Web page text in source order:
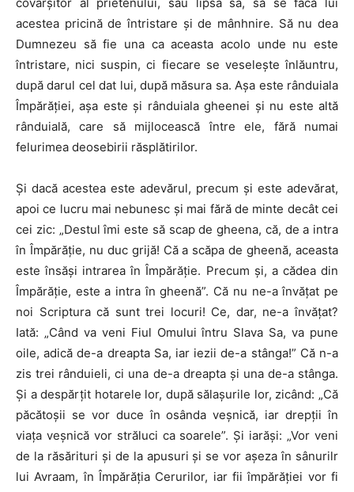
acestea pricină de întristare și de mânhnire. Să nu dea
Dumnezeu să fie una ca aceasta acolo unde nu este
întristare, nici suspin, ci fiecare se veselește înlăuntru,
după darul cel dat lui, după măsura sa. Așa este rânduiala
Împărăției, așa este și rânduiala gheenei și nu este altă
rânduială, care să mijlocească între ele, fără numai
felurimea deosebirii răsplătirilor.
Și dacă acestea este adevărul, precum și este adevărat,
apoi ce lucru mai nebunesc și mai fără de minte decât cei
cei zic: „Destul îmi este să scap de gheena, că, de a intra
în Împărăție, nu duc grijă! Că a scăpa de gheenă, aceasta
este însăși intrarea în Împărăție. Precum și, a cădea din
Împărăție, este a intra în gheenă”. Că nu ne-a învățat pe
noi Scriptura că sunt trei locuri! Ce, dar, ne-a învățat?
Iată: „Când va veni Fiul Omului întru Slava Sa, va pune
oile, adică de-a dreapta Sa, iar iezii de-a stânga!” Că n-a
zis trei rânduieli, ci una de-a dreapta și una de-a stânga.
Și a despărțit hotarele lor, după sălașurile lor, zicând: „Că
păcătoșii se vor duce în osânda veșnică, iar drepții în
viața veșnică vor străluci ca soarele”. Și iarăși: „Vor veni
de la răsărituri și de la apusuri și se vor așeza în sânurilr
lui Avraam, în Împărăția Cerurilor, iar fii împărăției vor fi